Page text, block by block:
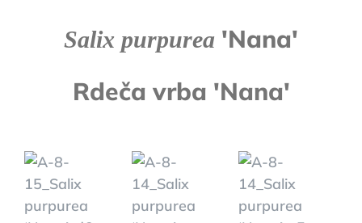
Salix purpurea 'Nana'
Rdeča vrba 'Nana'